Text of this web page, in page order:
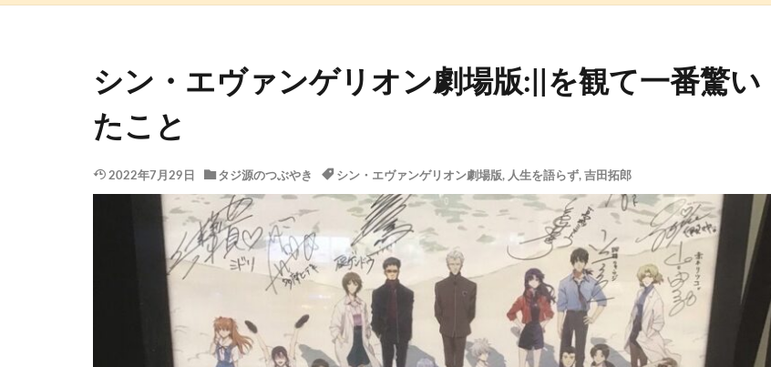
シン・エヴァンゲリオン劇場版:||を観て一番驚い
たこと
2022年7月29日 タジ源のつぶやき シン・エヴァンゲリオン劇場版, 人生を語らず, 吉田拓郎